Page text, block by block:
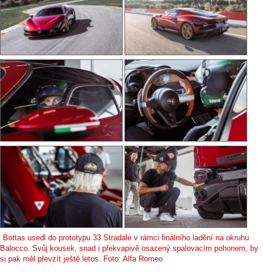
Bottas usedl do prototypu 33 Stradale v rámci finálního ladění na okruhu
Balocco. Svůj kousek, snad i překvapivě osazený spalovacím pohonem, by
si pak měl převzít ještě letos. Foto: Alfa Romeo